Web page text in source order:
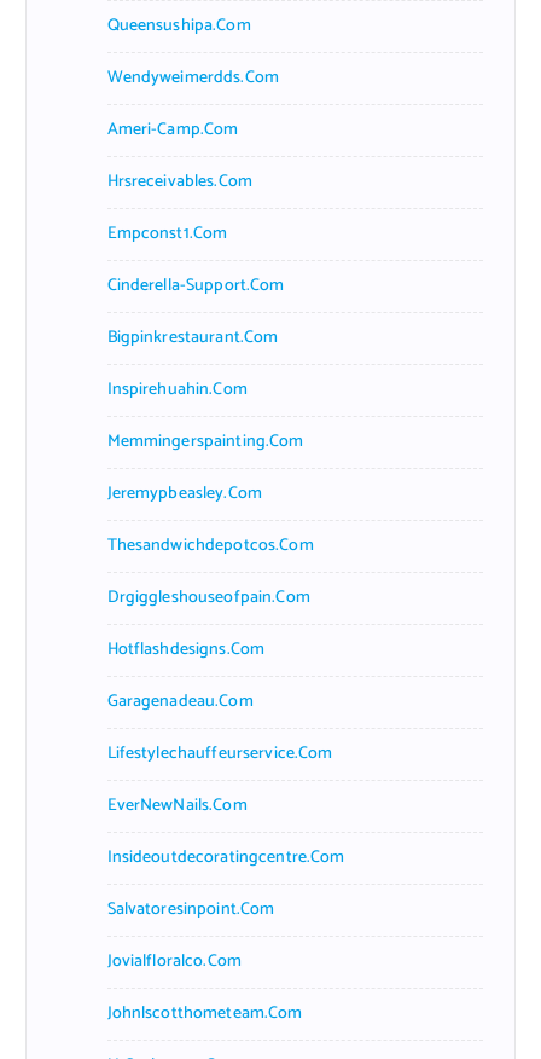
Queensushipa.com
Wendyweimerdds.com
Ameri-Camp.com
Hrsreceivables.com
Empconst1.com
Cinderella-Support.com
Bigpinkrestaurant.com
Inspirehuahin.com
Memmingerspainting.com
Jeremypbeasley.com
Thesandwichdepotcos.com
Drgiggleshouseofpain.com
Hotflashdesigns.com
Garagenadeau.com
Lifestylechauffeurservice.com
EverNewNails.com
Insideoutdecoratingcentre.com
Salvatoresinpoint.com
Jovialfloralco.com
Johnlscotthometeam.com